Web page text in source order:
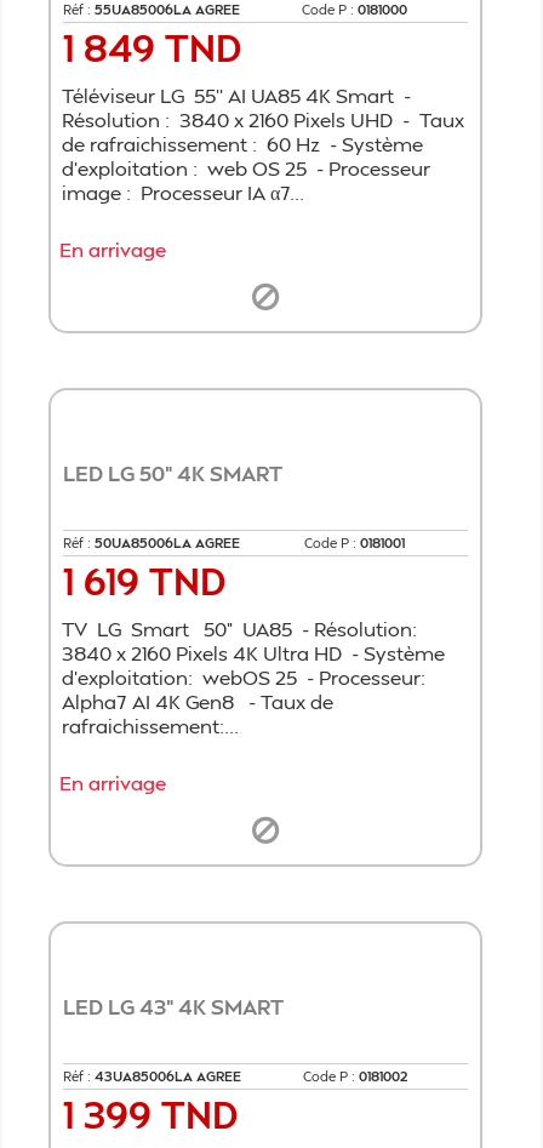
Réf : 55UA85006LA AGREE Code P : 0181000
Prix
1 849 TND
Téléviseur LG 55'' AI UA85 4K Smart -
Résolution : 3840 x 2160 Pixels UHD - Taux
de rafraichissement : 60 Hz - Système
d'exploitation : web OS 25 - Processeur
image : Processeur IA α7...
En arrivage
LED LG 50" 4K SMART
Réf : 50UA85006LA AGREE Code P : 0181001
Prix
1 619 TND
TV LG Smart 50" UA85 - Résolution:
3840 x 2160 Pixels 4K Ultra HD - Système
d'exploitation: webOS 25 - Processeur:
Alpha7 AI 4K Gen8 - Taux de
rafraichissement:...
En arrivage
LED LG 43" 4K SMART
Réf : 43UA85006LA AGREE Code P : 0181002
Prix
1 399 TND